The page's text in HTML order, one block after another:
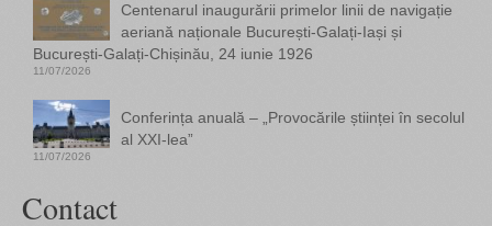
Centenarul inaugurării primelor linii de navigație
aeriană naționale București-Galați-Iași și
București-Galați-Chișinău, 24 iunie 1926
11/07/2026
Conferința anuală – „Provocările științei în secolul
al XXI-lea”
11/07/2026
Contact